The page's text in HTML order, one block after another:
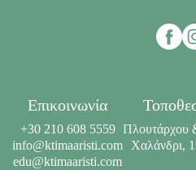
Επικοινωνία
+30 210 608 5559
info@ktimaaristi.com
edu@ktimaaristi.com
Πλουτάρχου
Χαλάνδρι,